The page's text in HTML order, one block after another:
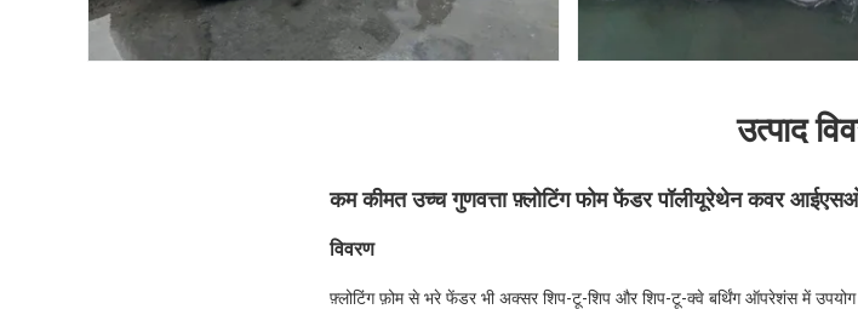
उत्पाद
कम कीमत उच्च गुणवत्ता फ़्लोटिंग फोम फेंडर पॉलीयूरेथेन कवर
विवरण
फ़्लोटिंग फ़ोम से भरे फेंडर भी अक्सर शिप-टू-शिप और शिप-टू-क्वे बर्थिंग ऑपरेशंस में